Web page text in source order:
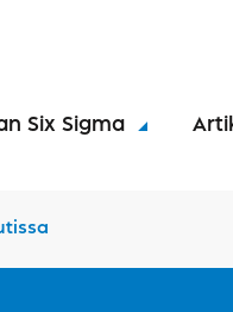
Six Sigma